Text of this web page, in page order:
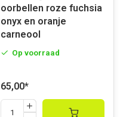
oorbellen roze fuchsia
onyx en oranje
carneool
Op voorraad
65,00*